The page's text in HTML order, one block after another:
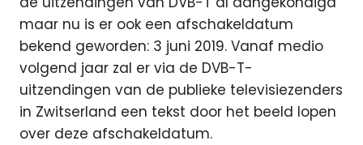
maar nu is er ook een afschakeldatum
bekend geworden: 3 juni 2019. Vanaf medio
volgend jaar zal er via de DVB-T-
uitzendingen van de publieke televisiezenders
in Zwitserland een tekst door het beeld lopen
over deze afschakeldatum.